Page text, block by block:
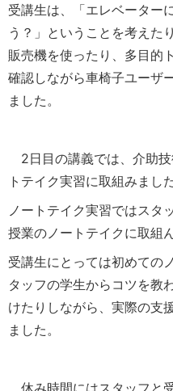
受講生は、「エレベーター
う？」ということを考えた
販売機を使ったり、多目的
確認しながら車椅子ユーザ
ました。
2日目の講義では、介助
トテイク実習に取組みました
ノートテイク実習ではスタ
授業のノートテイクに取組
受講生にとっては初めての
タッフの学生からコツを教
けたりしながら、実際の支
ました。
休み時間にはスタッフと